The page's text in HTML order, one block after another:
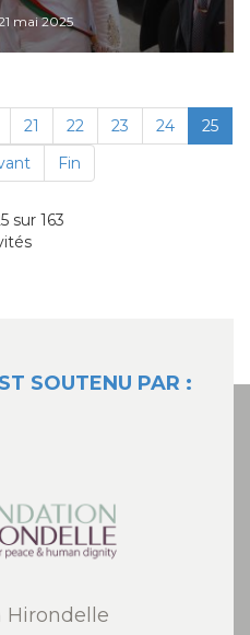
mai 2025
21 22 23 24
25
Fin
sur 163
SOUTENU PAR :
Hirondelle